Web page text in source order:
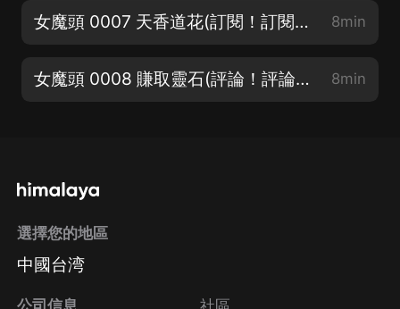
女魔頭 0007 天香道花(訂閱！訂閱！) 8min
女魔頭 0008 賺取靈石(評論！評論！) 8min
選擇您的地區
中國台湾
公司信息 社區